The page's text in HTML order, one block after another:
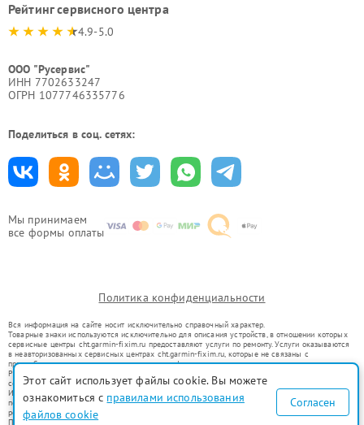
Мы принимаем
все формы оплаты
Рейтинг сервисного центра
4.9-5.0
ООО "Русервис"
ИНН 7702633247
ОГРН 1077746335776
Поделиться в соц. сетях:
Политика конфиденциальности
Вся информация на сайте носит исключительно справочный характер.
Товарные знаки используются исключительно для описания устройств, в отношении которых
сервисные центры cht.garmin-fixim.ru предоставляют услуги по ремонту. Услуги оказываются
в неавторизованных сервисных центрах cht.garmin-fixim.ru, которые не связаны с
правообладателями товарных знаков или их официальными представителями.
Ремонт осуществляется для устройств, уже введенных в гражданский оборот в соответствии
со статьей 1487 ГК РФ.
Использование товарных знаков не преследует цели индивидуализации услуг или введения
потребителей в заблуждение, а служит для информирования о предоставляемых услугах по
ремонту техники указанных брендов.
Представленная на сайте информация не является публичной офертой, определяемой
Этот сайт использует файлы cookie. Вы можете
ознакомиться с правилами использования
файлов cookie
Согласен